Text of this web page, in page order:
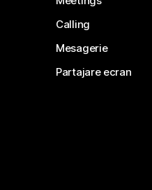
Calling
Mesagerie
Partajare ecran